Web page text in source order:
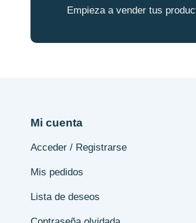
Empieza a vender tus
Mi cuenta
Acceder / Registrarse
Mis pedidos
Lista de deseos